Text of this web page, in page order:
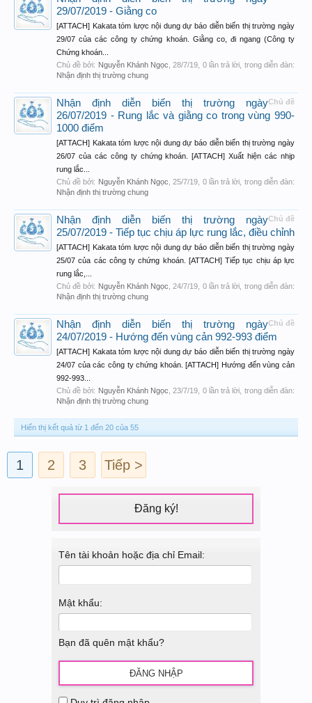
29/07/2019 - Giằng co
[ATTACH] Kakata tóm lược nội dung dự báo diễn biến thị trường ngày
29/07 của các công ty chứng khoán. Giằng co, đi ngang (Công ty
Chứng khoán...
Chủ đề bởi: Nguyễn Khánh Ngọc ,28/7/19 , 0 lần trả lời, trong diễn đàn:
Nhận định thị trường chung
Chủ đề
Nhận định diễn biến thị trường ngày
26/07/2019 - Rung lắc và giằng co trong vùng 990-
1000 điểm
[ATTACH] Kakata tóm lược nội dung dự báo diễn biến thị trường ngày
26/07 của các công ty chứng khoán. [ATTACH] Xuất hiện các nhịp
rung lắc...
Chủ đề bởi: Nguyễn Khánh Ngọc ,25/7/19 , 0 lần trả lời, trong diễn đàn:
Nhận định thị trường chung
Chủ đề
Nhận định diễn biến thị trường ngày
25/07/2019 - Tiếp tục chịu áp lực rung lắc, điều chỉnh
[ATTACH] Kakata tóm lược nội dung dự báo diễn biến thị trường ngày
25/07 của các công ty chứng khoán. [ATTACH] Tiếp tục chịu áp lực
rung lắc,...
Chủ đề bởi: Nguyễn Khánh Ngọc ,24/7/19 , 0 lần trả lời, trong diễn đàn:
Nhận định thị trường chung
Chủ đề
Nhận định diễn biến thị trường ngày
24/07/2019 - Hướng đến vùng cản 992-993 điểm
[ATTACH] Kakata tóm lược nội dung dự báo diễn biến thị trường ngày
24/07 của các công ty chứng khoán. [ATTACH] Hướng đến vùng cản
992-993...
Chủ đề bởi: Nguyễn Khánh Ngọc ,23/7/19 , 0 lần trả lời, trong diễn đàn:
Nhận định thị trường chung
Hiển thị kết quả từ 1 đến 20 của 55
1 2 3 Tiếp >
Đăng ký!
Tên tài khoản hoặc địa chỉ Email:
Mật khẩu:
Bạn đã quên mật khẩu?